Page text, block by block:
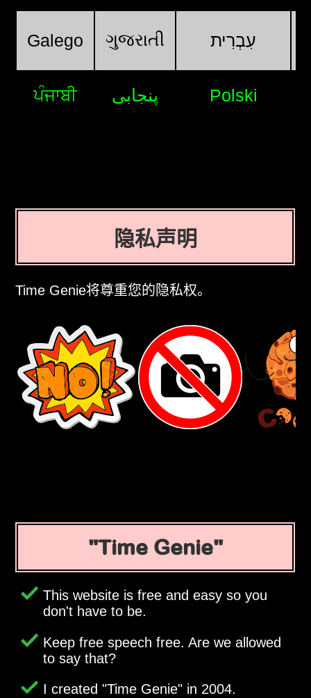
Galego ગુજરાતી עִבְרִית
ਪੰਜਾਬੀ پنجابی Polski
隐私声明
Time Genie将尊重您的隐私权。
Time Genie
This website is free and easy so you
don't have to be.
Keep free speech free. Are we allowed
to say that?
I created Time Genie in 2004.